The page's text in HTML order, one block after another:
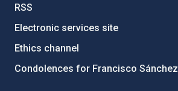
RSS
Electronic services site
Ethics channel
Condolences for Francisco Sánchez